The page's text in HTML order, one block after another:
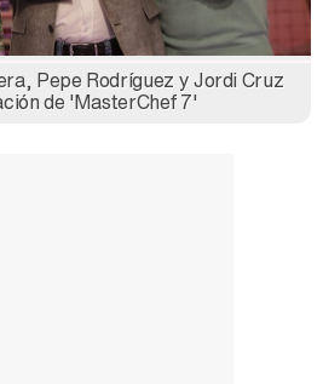
Pepe Rodríguez y Jordi Cruz
de 'MasterChef 7'